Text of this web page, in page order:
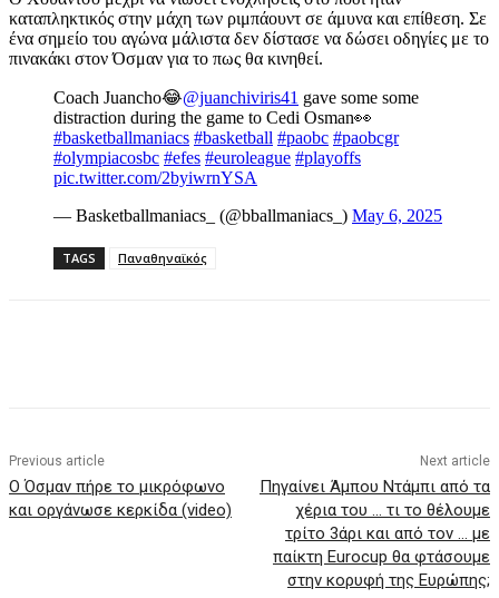
καταπληκτικός στην μάχη των ριμπάουντ σε άμυνα και επίθεση. Σε
ένα σημείο του αγώνα μάλιστα δεν δίστασε να δώσει οδηγίες με το
πινακάκι στον Όσμαν για το πως θα κινηθεί.
Coach Juancho😂@juanchiviris41 gave some some
distraction during the game to Cedi Osman👀
#basketballmaniacs #basketball #paobc #paobcgr
#olympiacosbc #efes #euroleague #playoffs
pic.twitter.com/2byiwrnYSA
— Basketballmaniacs_ (@bballmaniacs_) May 6, 2025
TAGS Παναθηναϊκός
Previous article
O Όσμαν πήρε το μικρόφωνο
και οργάνωσε κερκίδα (video)
Next article
Πηγαίνει Άμπου Ντάμπι από τα
χέρια του … τι το θέλουμε
τρίτο 3άρι και από τον … με
παίκτη Eurocup θα φτάσουμε
στην κορυφή της Ευρώπης;